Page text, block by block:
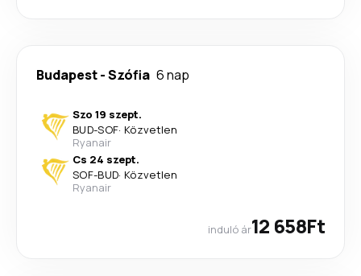
Budapest-Szófia 6 nap
Szo 19 szept.
BUD-SOF· Közvetlen
Ryanair
Cs 24 szept.
SOF-BUD· Közvetlen
Ryanair
induló ár12 658Ft